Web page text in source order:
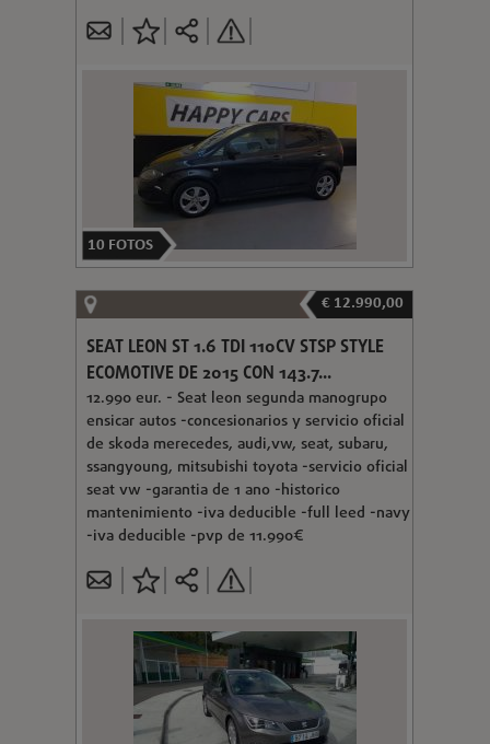
10 FOTOS
€ 12.990,00
SEAT LEON ST 1.6 TDI 110CV STSP STYLE
ECOMOTIVE DE 2015 CON 143.7...
12.990 eur. - Seat leon segunda manogrupo
ensicar autos -concesionarios y servicio oficial
de skoda merecedes, audi,vw, seat, subaru,
ssangyoung, mitsubishi toyota -servicio oficial
seat vw -garantia de 1 ano -historico
mantenimiento -iva deducible -full leed -navy
-iva deducible -pvp de 11.990€